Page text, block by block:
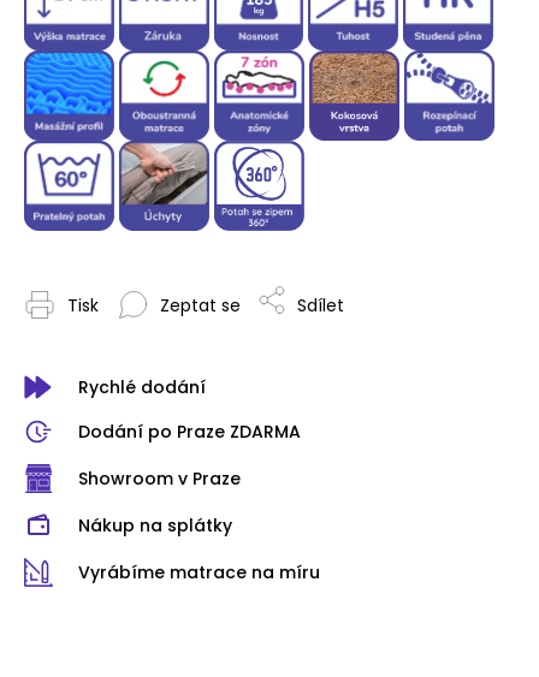
Tisk Zeptat se Sdílet
Rychlé dodání
Dodání po Praze ZDARMA
Showroom v Praze
Nákup na splátky
Vyrábíme matrace na míru